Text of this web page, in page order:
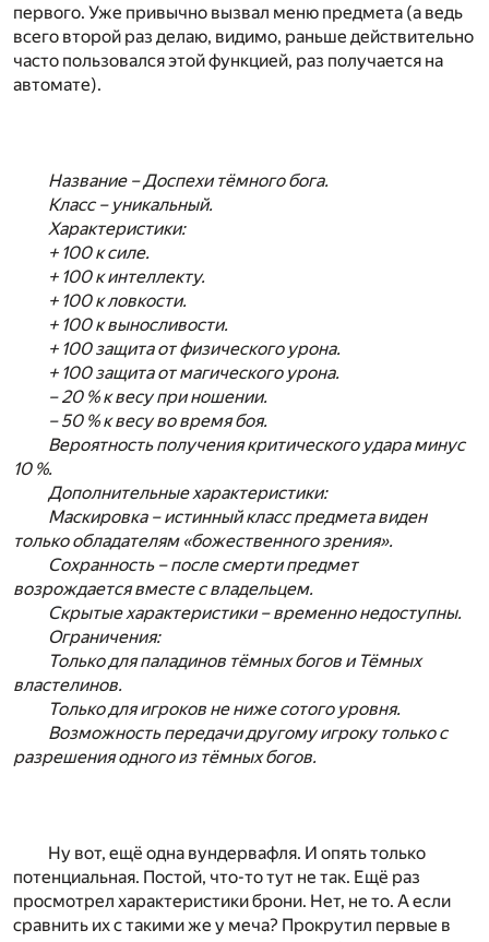
первого. Уже привычно вызвал меню предмета (а ведь
всего второй раз делаю, видимо, раньше действительно
часто пользовался этой функцией, раз получается на
автомате).
Название – Доспехи тёмного бога.
Класс – уникальный.
Характеристики:
+ 100 к силе.
+ 100 к интеллекту.
+ 100 к ловкости.
+ 100 к выносливости.
+ 100 защита от физического урона.
+ 100 защита от магического урона.
– 20 % к весу при ношении.
– 50 % к весу во время боя.
Вероятность получения критического удара минус
10 %.
Дополнительные характеристики:
Маскировка – истинный класс предмета виден
только обладателям «божественного зрения».
Сохранность – после смерти предмет
возрождается вместе с владельцем.
Скрытые характеристики – временно недоступны.
Ограничения:
Только для паладинов тёмных богов и Тёмных
властелинов.
Только для игроков не ниже сотого уровня.
Возможность передачи другому игроку только с
разрешения одного из тёмных богов.
Ну вот, ещё одна вундервафля. И опять только
потенциальная. Постой, что-то тут не так. Ещё раз
просмотрел характеристики брони. Нет, не то. А если
сравнить их с такими же у меча? Прокрутил первые в